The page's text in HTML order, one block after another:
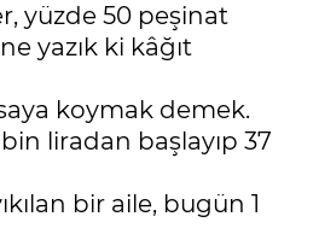
yüzde 50 peşinat
yazık ki kâğıt
koymak demek.
liradan başlayıp 37
bir aile, bugün 1